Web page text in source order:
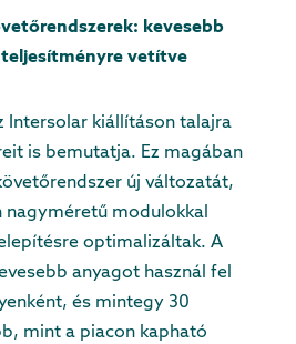
kevesebb
vetítve
Intersolar kiállításon talajra
is bemutatja. Ez magában
új változatát,
modulokkal
optimalizáltak. A
anyagot használ fel
és mintegy 30
mint a piacon kapható